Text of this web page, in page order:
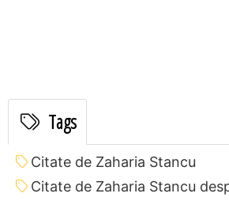
Tags
Citate de Zaharia Stancu
Citate de Zaharia Stancu